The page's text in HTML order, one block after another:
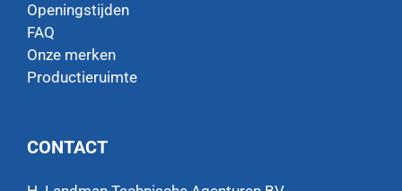
Openingstijden
FAQ
Onze merken
Productieruimte
CONTACT